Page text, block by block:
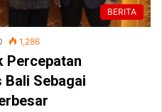
BERITA
1,286
Percepatan
Sebagai